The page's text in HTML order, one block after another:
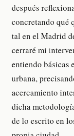
después
concretando qué
tal en el Madrid
cerraré mi
entiendo básicas
urbana,
acercamiento
dicha
de lo escrito en